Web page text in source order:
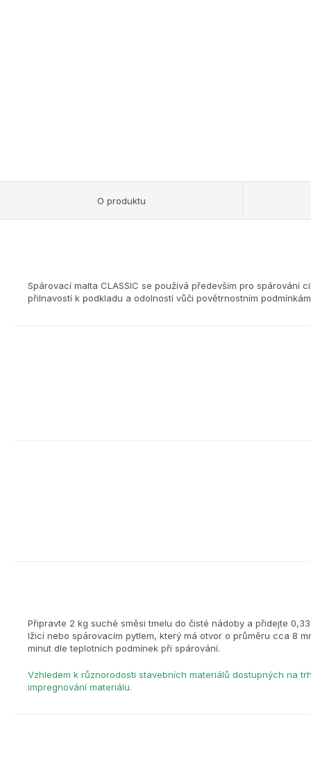
O produktu
Spárovací malta CLASSIC se používá především pro
přilnavostí k podkladu a odolností vůči povětrnostním
Připravte 2 kg suché směsi tmelu do čisté nádoby a přidejte
lžicí nebo spárovacím pytlem, který má otvor o průměru cca 8
minut dle teplotních podmínek při spárování.
Vzhledem k různorodosti stavebních materiálů dostupných na
impregnování materiálu.